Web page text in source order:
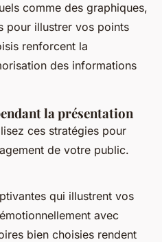
comme des graphiques,
pour illustrer vos points
renforcent la
des informations
la présentation
ces stratégies pour
de votre public.
qui illustrent vos
avec
bien choisies rendent